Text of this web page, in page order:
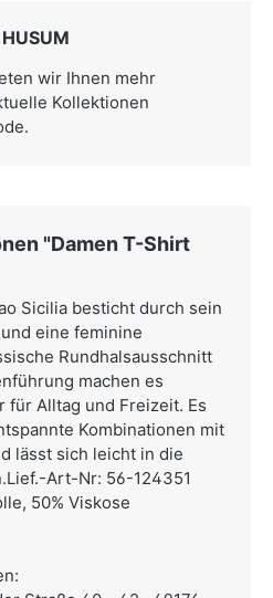
wir Ihnen mehr
Kollektionen
"Damen T-Shirt
Sicilia besticht durch sein
eine feminine
Rundhalsausschnitt
machen es
Alltag und Freizeit. Es
Kombinationen mit
lässt sich leicht in die
Art-Nr: 56-124351
50% Viskose